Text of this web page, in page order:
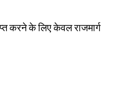
करने के लिए केवल राजमार्ग